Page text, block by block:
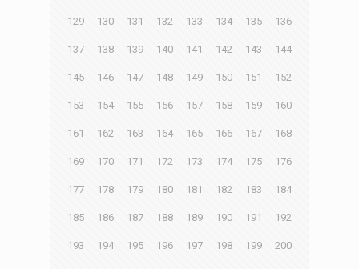
129 130 131 132 133 134 135 136
137 138 139 140 141 142 143 144
145 146 147 148 149 150 151 152
153 154 155 156 157 158 159 160
161 162 163 164 165 166 167 168
169 170 171 172 173 174 175 176
177 178 179 180 181 182 183 184
185 186 187 188 189 190 191 192
193 194 195 196 197 198 199 200